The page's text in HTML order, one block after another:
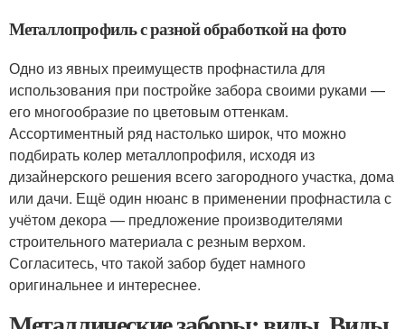
Металлопрофиль с разной обработкой на фото
Одно из явных преимуществ профнастила для
использования при постройке забора своими руками —
его многообразие по цветовым оттенкам.
Ассортиментный ряд настолько широк, что можно
подбирать колер металлопрофиля, исходя из
дизайнерского решения всего загородного участка, дома
или дачи. Ещё один нюанс в применении профнастила с
учётом декора — предложение производителями
строительного материала с резным верхом.
Согласитесь, что такой забор будет намного
оригинальнее и интереснее.